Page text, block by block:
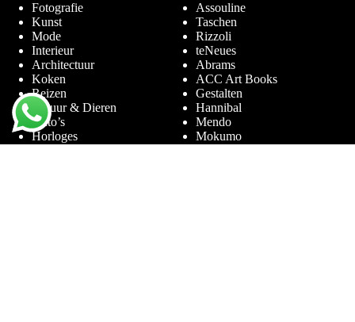
Fotografie
Kunst
Mode
Interieur
Architectuur
Koken
Reizen
Natuur & Dieren
Auto’s
Horloges
Assouline
Taschen
Rizzoli
teNeues
Abrams
ACC Art Books
Gestalten
Hannibal
Mendo
Mokumo